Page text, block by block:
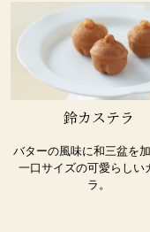
鈴カステラ
バターの風味に和三盆を加
一口サイズの可愛らしい
ラ。